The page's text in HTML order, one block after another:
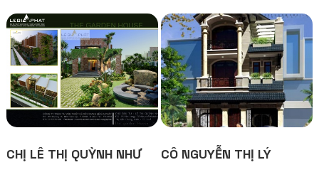
CHỊ LÊ THỊ QUỲNH NHƯ CÔ NGUYỄN THỊ LÝ